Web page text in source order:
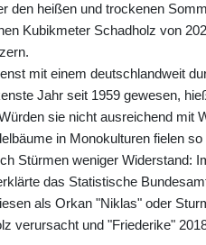
den heißen und trockenen
Kubikmeter Schadholz von
mit einem deutschlandweit
Jahr seit 1959 gewesen,
sie nicht ausreichend mit
in Monokulturen fielen
Stürmen weniger Widerstand:
das Statistische
als Orkan "Niklas" oder
verursacht und "Friederike"